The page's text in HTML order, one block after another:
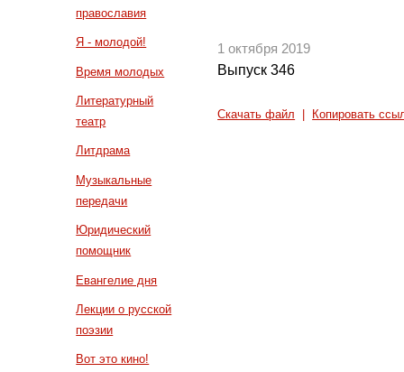
православия
Я - молодой!
Время молодых
Литературный
театр
Литдрама
Музыкальные
передачи
Юридический
помощник
Евангелие дня
Лекции о русской
поэзии
Вот это кино!
1 октября 2019
Выпуск 346
Скачать файл Копировать